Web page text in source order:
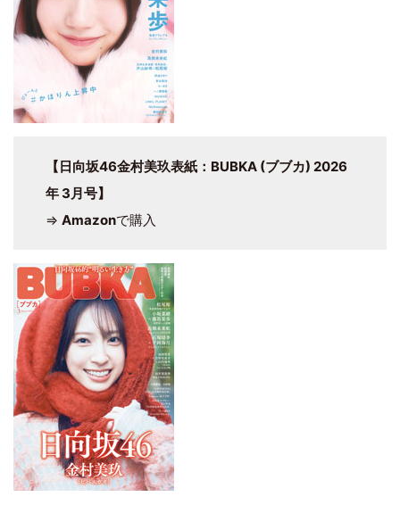
【日向坂46金村美玖表紙：BUBKA (ブブカ) 2026
年 3月号】
⇒ Amazonで購入